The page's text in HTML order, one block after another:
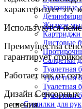
Бумажные
Жидкое
Картриджи
Листовые
Салфетки
Туалетная
Туалетная
Туалетная
Туалетная
Сушилки для рук
характеризует эту
Используются
Преимущества
гарантирует
Работает как от
Дизайн Сенсорных
решения.